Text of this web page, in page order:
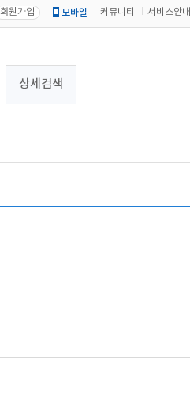
회원가입 모바일 커뮤니티 서비스안내
상세검색